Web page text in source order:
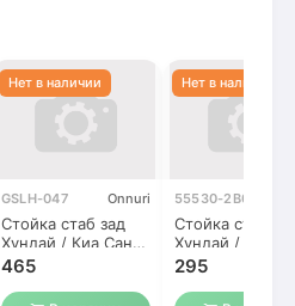
GSLH-047 Onnuri
Стойка стаб зад
Хундай / Киа Санта
Фе NEW / Соренто
465
55530-2B000
Стойка стаб
Хундай / Киа
Фе NEW /
295